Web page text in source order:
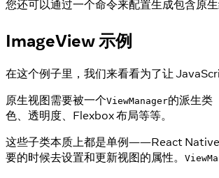
您还可以通过一个命令来配置生成包含原
ImageView 示例
在这个例子里，我们来看看为了让
原生视图需要被一个ViewManager的派生类
色、透明度、Flexbox 布局等等。
这些子类本质上都是单例——React Native
要的时候去设置和更新视图的属性。